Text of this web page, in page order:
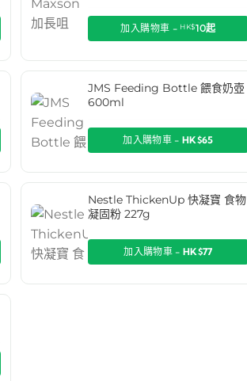
加入購物車 - HK$10起
JMS Feeding Bottle 餵食奶壺
600ml
加入購物車 -HK$65
Nestle ThickenUp 快凝寶 食物
凝固粉 227g
加入購物車 -HK$77